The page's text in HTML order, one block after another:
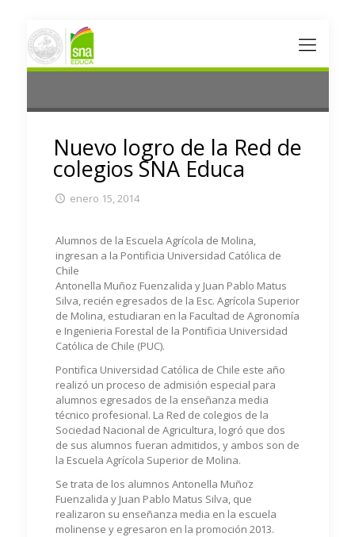
Nuevo logro de la Red de
colegios SNA Educa
enero 15, 2014
Alumnos de la Escuela Agrícola de Molina,
ingresan a la Pontificia Universidad Católica de
Chile
Antonella Muñoz Fuenzalida y Juan Pablo Matus
Silva, recién egresados de la Esc. Agrícola Superior
de Molina, estudiaran en la Facultad de Agronomía
e Ingenieria Forestal de la Pontificia Universidad
Católica de Chile (PUC).
Pontifica Universidad Católica de Chile este año
realizó un proceso de admisión especial para
alumnos egresados de la enseñanza media
técnico profesional. La Red de colegios de la
Sociedad Nacional de Agricultura, logró que dos
de sus alumnos fueran admitidos, y ambos son de
la Escuela Agrícola Superior de Molina.
Se trata de los alumnos Antonella Muñoz
Fuenzalida y Juan Pablo Matus Silva, que
realizaron su enseñanza media en la escuela
molinense y egresaron en la promoción 2013.